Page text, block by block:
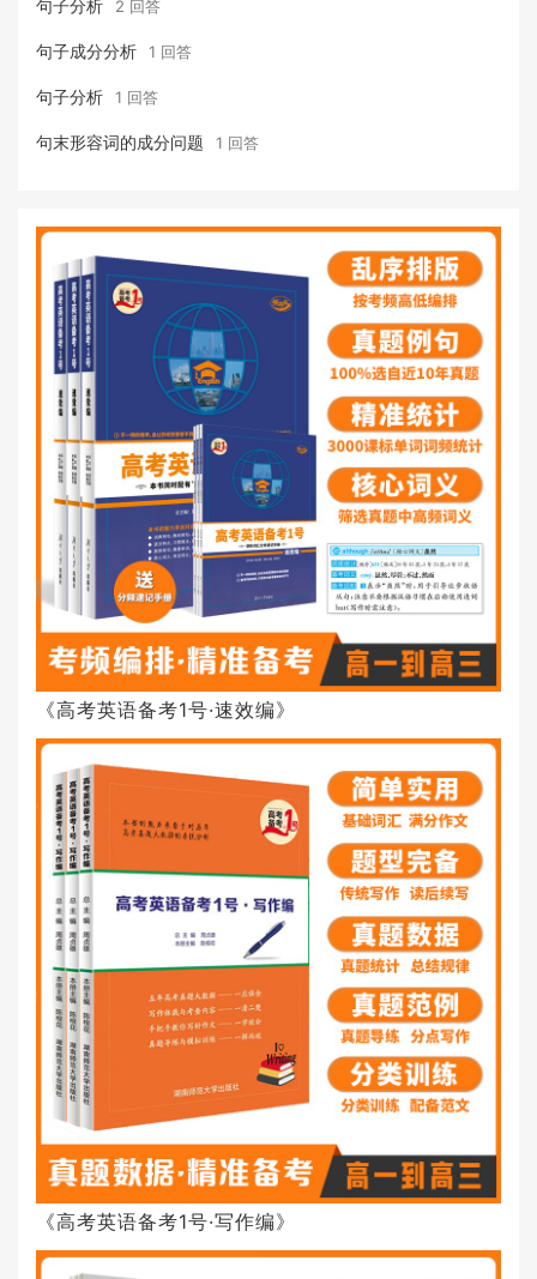
句子分析 2 回答
句子成分分析 1 回答
句子分析 1 回答
句末形容词的成分问题 1 回答
《高考英语备考1号·速效编》
《高考英语备考1号·写作编》